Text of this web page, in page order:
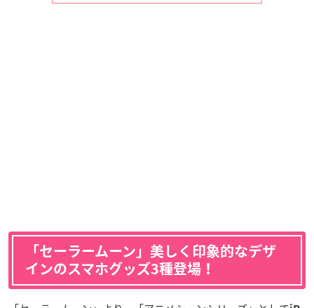
「セーラームーン」美しく印象的なデザ
インのスマホグッズ3種登場！